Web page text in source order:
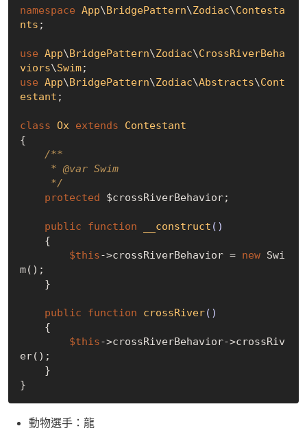
namespace App\BridgePattern\Zodiac\Contesta
nts ;
use App\BridgePattern\Zodiac\CrossRiverBeha
viors\Swim
use App\BridgePattern\Zodiac\Abstracts\Cont
estant ;
class Ox extends
Contestant
{
/**
     *
@var Swim
     */
protected $crossRiverBehavior;
public function __construct ()
{
$this->crossRiverBehavior = new Swi
m();
public function crossRiver()
{
$this->crossRiverBehavior->crossRiv
er();
動物選手：龍